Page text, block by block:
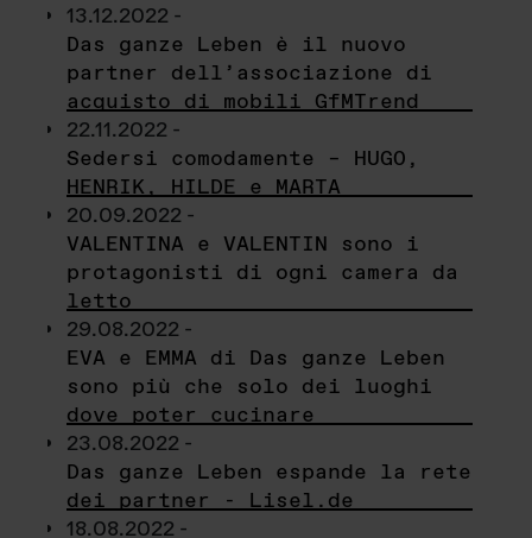
13.12.2022 -
Das ganze Leben è il nuovo
partner dell’associazione di
acquisto di mobili GfMTrend
22.11.2022 -
Sedersi comodamente – HUGO,
HENRIK, HILDE e MARTA
20.09.2022 -
VALENTINA e VALENTIN sono i
protagonisti di ogni camera da
letto
29.08.2022 -
EVA e EMMA di Das ganze Leben
sono più che solo dei luoghi
dove poter cucinare
23.08.2022 -
Das ganze Leben espande la rete
dei partner - Lisel.de
18.08.2022 -